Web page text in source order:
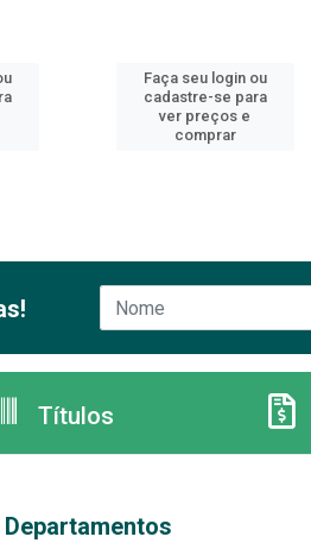
Faça seu login ou
cadastre-se para
ver preços e
comprar
Títulos
Departamentos